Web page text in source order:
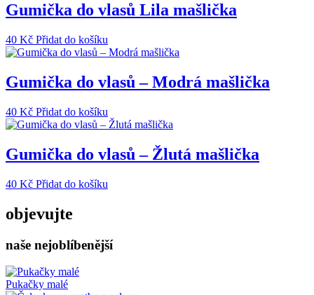
Gumička do vlasů Lila mašlička
40 Kč Přidat do košíku
Gumička do vlasů – Modrá mašlička
40 Kč Přidat do košíku
Gumička do vlasů – Žlutá mašlička
40 Kč Přidat do košíku
objevujte
naše nejoblíbenější
Pukačky malé